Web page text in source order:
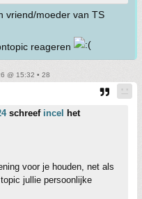
vriend/moeder van TS
reageren
@ 15:32 • 28
schreef incel
het
voor je houden, net als
jullie persoonlijke